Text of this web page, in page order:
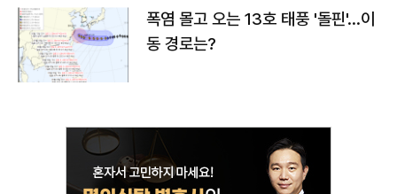
폭염 몰고 오는 13호 태풍 '돌핀'…이
동 경로는?